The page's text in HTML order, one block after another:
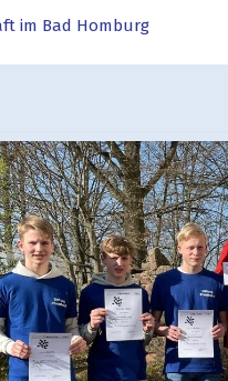
im Bad Homburg